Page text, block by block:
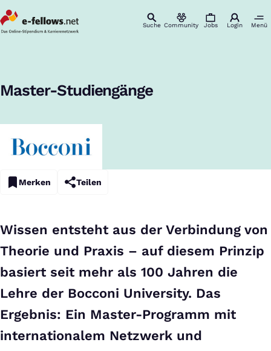
Suche Community Jobs Login Menü
Master-Studiengänge
Merken Teilen
Wissen entsteht aus der Verbindung von
Theorie und Praxis – auf diesem Prinzip
basiert seit mehr als 100 Jahren die
Lehre der Bocconi University. Das
Ergebnis: Ein Master-Programm mit
internationalem Netzwerk und